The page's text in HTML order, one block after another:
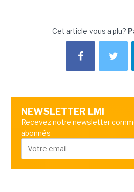
Cet article vous a plu?
NEWSLETTER LMI
Recevez notre newsletter
abonnés